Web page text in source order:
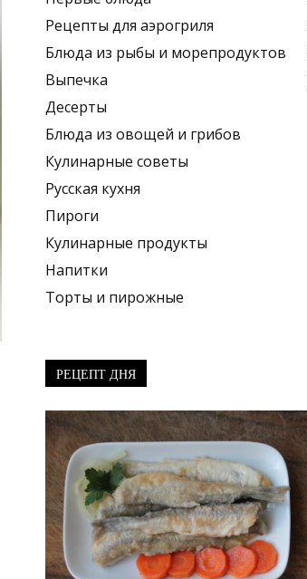
Рецепты для аэрогриля
Блюда из рыбы и морепродуктов
Выпечка
Десерты
Блюда из овощей и грибов
Кулинарные советы
Русская кухня
Пироги
Кулинарные продукты
Напитки
Торты и пирожные
РЕЦЕПТ ДНЯ